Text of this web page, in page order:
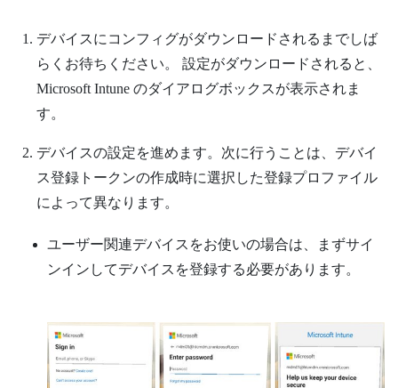
デバイスにコンフィグがダウンロードされるまでしば
らくお待ちください。
設定がダウンロードされると、
Microsoft Intuneのダイアログボックスが表示されま
す。
デバイスの設定を進めます。次に行うことは、デバイ
ス登録トークンの作成時に選択した登録プロファイル
によって異なります。
ユーザー関連デバイスをお使いの場合は、まずサイ
ンインしてデバイスを登録する必要があります。